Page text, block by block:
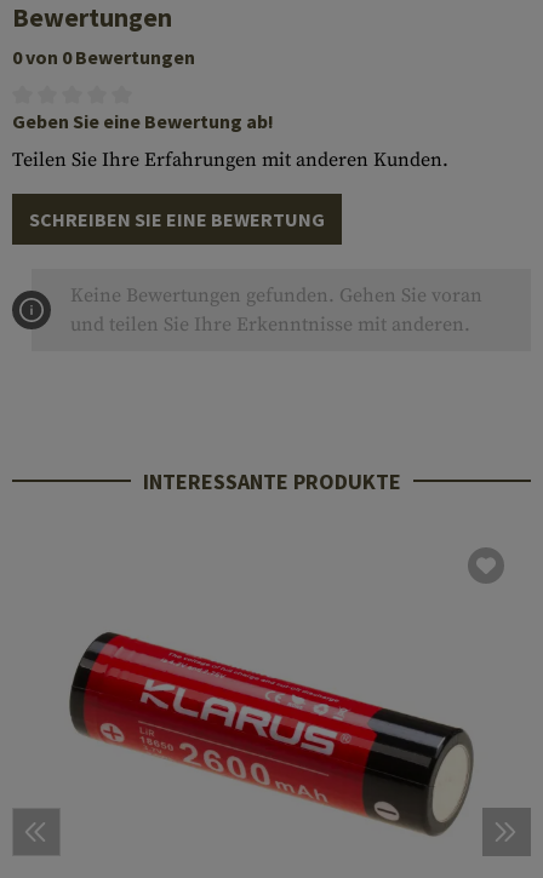
Bewertungen
0 von 0 Bewertungen
Geben Sie eine Bewertung ab!
Teilen Sie Ihre Erfahrungen mit anderen Kunden.
SCHREIBEN SIE EINE BEWERTUNG
Keine Bewertungen gefunden. Gehen Sie voran
und teilen Sie Ihre Erkenntnisse mit anderen.
INTERESSANTE PRODUKTE